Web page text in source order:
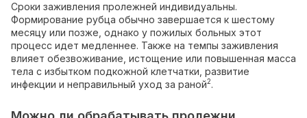
Сроки заживления пролежней индивидуальны.
Формирование рубца обычно завершается к шестому
месяцу или позже, однако у пожилых больных этот
процесс идет медленнее. Также на темпы заживления
влияет обезвоживание, истощение или повышенная масса
тела с избытком подкожной клетчатки, развитие
инфекции и неправильный уход за раной2.